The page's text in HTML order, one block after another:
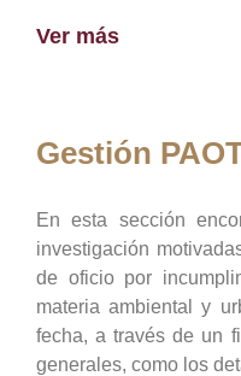
Ver más
Gestión
En esta sección
investigación
de oficio por
materia ambiental y
fecha, a través de un
generales, como los